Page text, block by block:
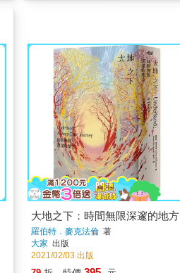
大地之下：時間無限深邃的地方
羅伯特．麥克法倫著
大家 出版
2021/02/03 出版